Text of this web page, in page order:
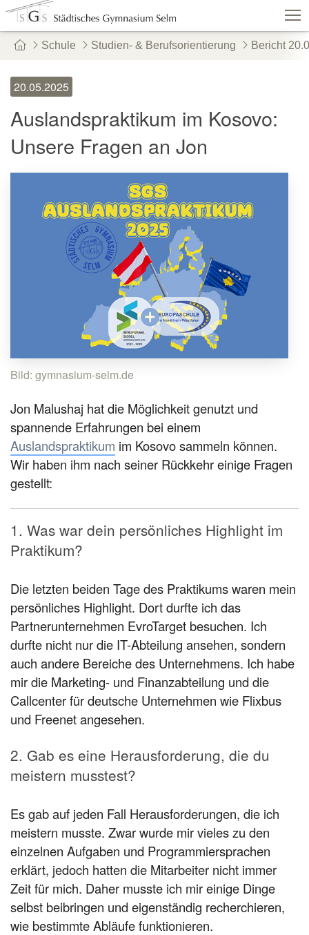
Vertretungen
Aktuelles Schule
Fachbereiche
Service
Schule Studien- & Berufsorientierung Bericht
20.05.2025
Auslandspraktikum im Kosovo:
Unsere Fragen an Jon
Bild: gymnasium-selm.de
Jon Malushaj hat die Möglichkeit genutzt und
spannende Erfahrungen bei einem
Auslandspraktikum im Kosovo sammeln können.
Wir haben ihm nach seiner Rückkehr einige Fragen
gestellt:
1. Was war dein persönliches Highlight im
Praktikum?
Die letzten beiden Tage des Praktikums waren mein
persönliches Highlight. Dort durfte ich das
Partnerunternehmen EvroTarget besuchen. Ich
durfte nicht nur die IT-Abteilung ansehen, sondern
auch andere Bereiche des Unternehmens. Ich habe
mir die Marketing- und Finanzabteilung und die
Callcenter für deutsche Unternehmen wie Flixbus
und Freenet angesehen.
2. Gab es eine Herausforderung, die du
meistern musstest?
Es gab auf jeden Fall Herausforderungen, die ich
meistern musste. Zwar wurde mir vieles zu den
einzelnen Aufgaben und Programmiersprachen
erklärt, jedoch hatten die Mitarbeiter nicht immer
Zeit für mich. Daher musste ich mir einige Dinge
selbst beibringen und eigenständig recherchieren,
wie bestimmte Abläufe funktionieren.